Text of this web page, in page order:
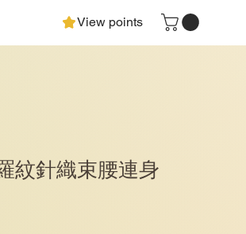
View points
紋針織束腰連身